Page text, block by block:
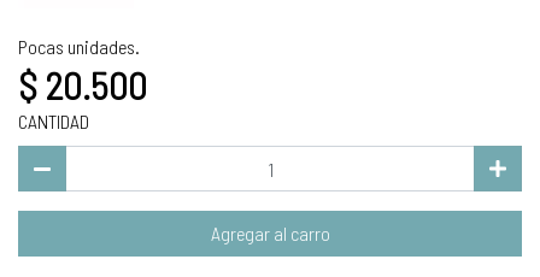
Pocas unidades.
$ 20.500
CANTIDAD
Agregar al carro